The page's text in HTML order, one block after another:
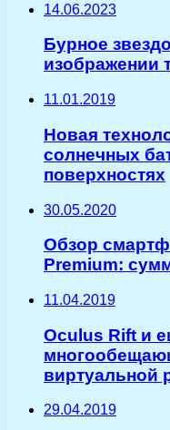
14.06.2023
Бурное
изображении
11.01.2019
Новая
солнечных
поверхностях
30.05.2020
Обзор
Premium:
11.04.2019
Oculus Rift и
виртуальной
29.04.2019